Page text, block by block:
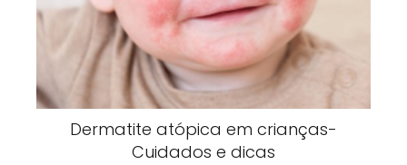
Dermatite atópica em crianças-
Cuidados e dicas